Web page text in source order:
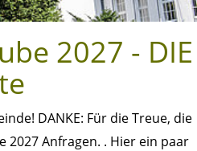
2027 - DIE
DANKE: Für die Treue, die
Anfragen. . Hier ein paar